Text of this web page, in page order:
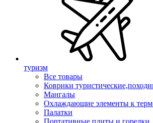
туризм
Все товары
Коврики
Мангалы
Охлаждающие элементы к
Палатки
Портативные плиты и горелки